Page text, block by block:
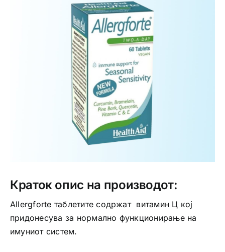
Интимно здравје
Медицински апрати
Краток опис на производот:
Allergforte таблетите содржат витамин Ц кој
придонесува за нормално функционирање на
имуниот систем.